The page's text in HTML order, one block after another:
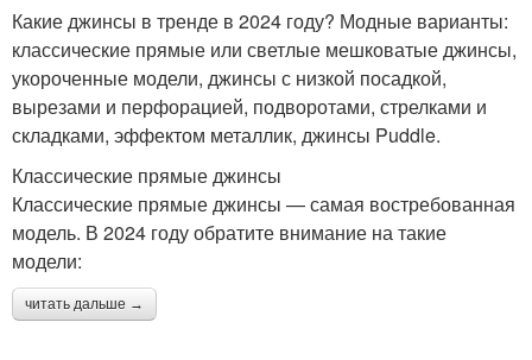
Какие джинсы в тренде в 2024 году? Модные варианты:
классические прямые или светлые мешковатые джинсы,
укороченные модели, джинсы с низкой посадкой,
вырезами и перфорацией, подворотами, стрелками и
складками, эффектом металлик, джинсы Puddle.
Классические прямые джинсы
Классические прямые джинсы — самая востребованная
модель. В 2024 году обратите внимание на такие
модели:
читать дальше →